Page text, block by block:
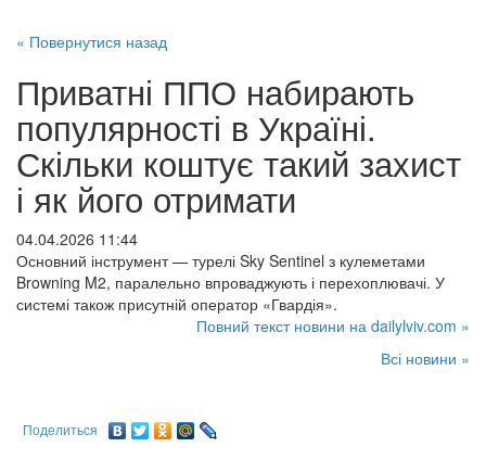
« Повернутися назад
Приватні ППО набирають
популярності в Україні.
Скільки коштує такий захист
і як його отримати
04.04.2026 11:44
Основний інструмент — турелі Sky Sentinel з кулеметами
Browning M2, паралельно впроваджують і перехоплювачі. У
системі також присутній оператор «Гвардія».
Повний текст новини на dailylviv.com »
Всі новини »
Поделиться